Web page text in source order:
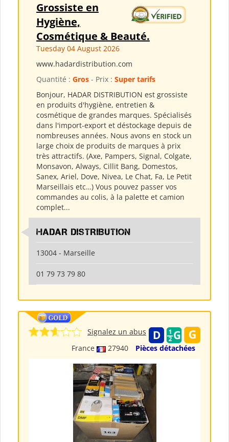
Grossiste en
Hygiène,
Cosmétique & Beauté.
Tuesday 04 August 2026
www.hadardistribution.com
Quantité : Gros - Prix : Super tarifs
Bonjour, HADAR DISTRIBUTION est grossiste
en produits d'hygiène, entretien &
cosmétique de grandes marques. Spécialisés
dans l'import-export et déstockage depuis de
nombreuses années. Nous avons en stock un
large choix de produits de marques à prix
très attractifs. (Axe, Pampers, Signal, Colgate,
Monsavon, Always, Cillit Bang, Domestos,
Sanex, Ariel, Dove, Nivea, Le Chat, Fa, Le Petit
Marseillais etc…) Vous pouvez passer vos
commandes au colis, à la palette et camion
complet...
HADAR DISTRIBUTION
13004 - Marseille
01 79 73 79 80
France 27940 Pièces détachées
Signalez un abus